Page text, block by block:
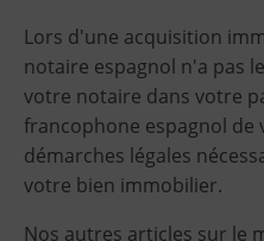
Lors d'une acquisition
notaire espagnol n'a pas
votre notaire dans votre
francophone espagnol de
démarches légales
votre bien immobilier.
Nos autres articles sur le